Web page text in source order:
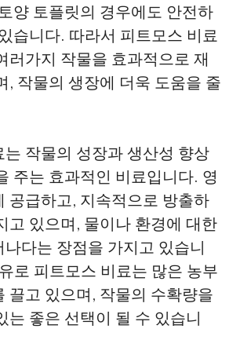
양 토플릿의 경우에도 안전하
습니다. 따라서 피트모스 비료
러가지 작물을 효과적으로 재
, 작물의 생장에 더욱 도움을 줄
는 작물의 성장과 생산성 향상
주는 효과적인 비료입니다. 영
공급하고, 지속적으로 방출하
고 있으며, 물이나 환경에 대한
다는 장점을 가지고 있습니
로 피트모스 비료는 많은 농부
끌고 있으며, 작물의 수확량을
는 좋은 선택이 될 수 있습니